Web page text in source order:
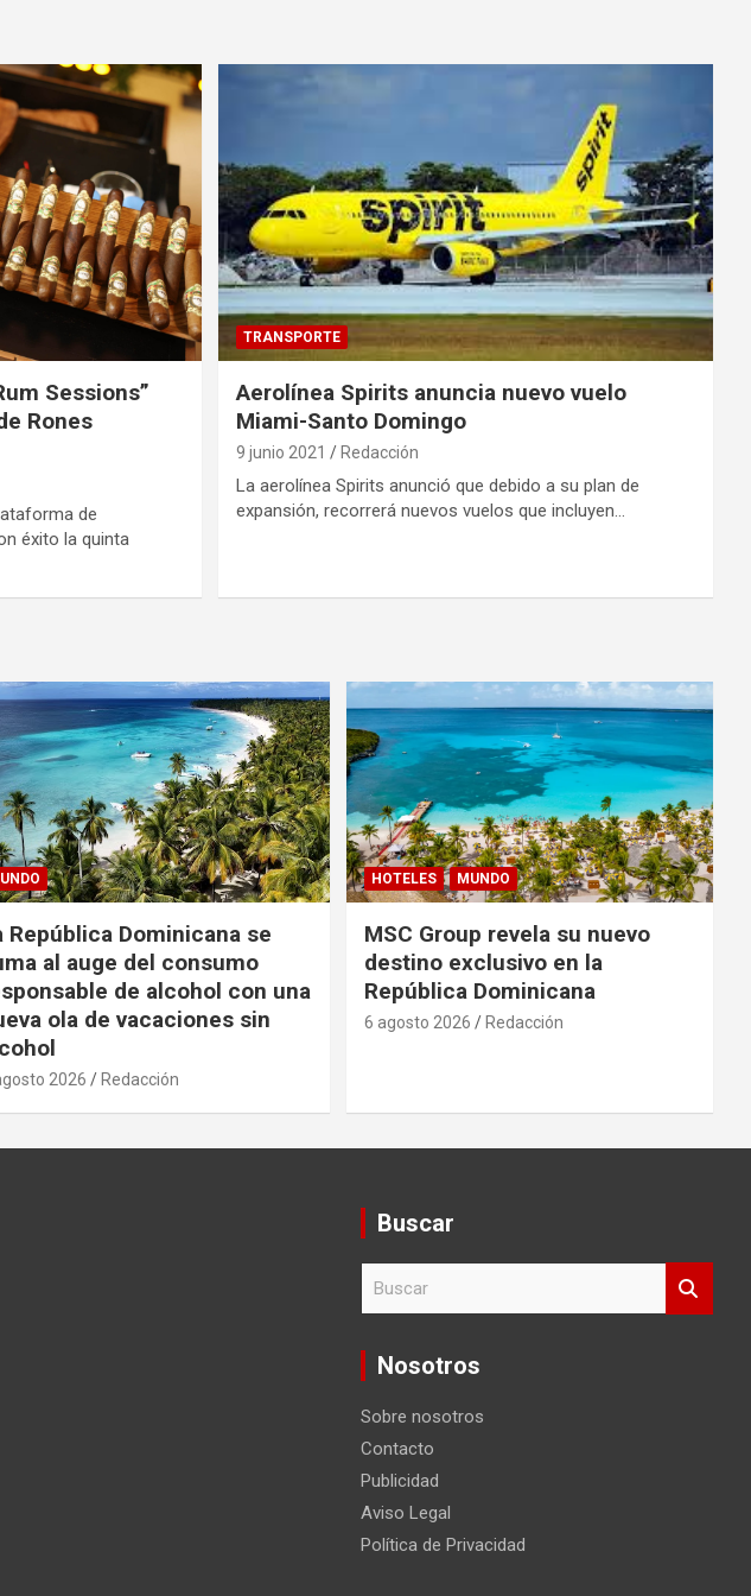
Sessions”
Rones
de
éxito la quinta
TRANSPORTE
Aerolínea Spirits anuncia nuevo vuelo
Miami-Santo Domingo
9 junio 2021 Redacción
La aerolínea Spirits anunció que debido a su plan de
expansión, recorrerá nuevos vuelos que incluyen…
República Dominicana se
al auge del consumo
de alcohol con una
ola de vacaciones sin
2026 Redacción
HOTELES MUNDO
MSC Group revela su nuevo
destino exclusivo en la
República Dominicana
6 agosto 2026 Redacción
Buscar
c
Nosotros
Sobre nosotros
Contacto
Publicidad
Aviso Legal
Política de Privacidad